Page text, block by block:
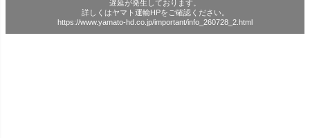
遅延が発生しております。
詳しくはヤマト運輸HPをご確認ください。
https://www.yamato-hd.co.jp/important/info_260728_2.html